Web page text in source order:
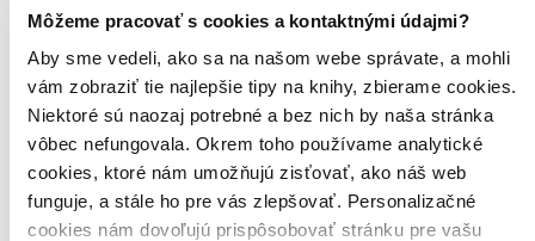
Môžeme pracovať s cookies a kontaktnými údajmi?
Aby sme vedeli, ako sa na našom webe správate, a mohli
vám zobraziť tie najlepšie tipy na knihy, zbierame cookies.
Niektoré sú naozaj potrebné a bez nich by naša stránka
vôbec nefungovala. Okrem toho používame analytické
cookies, ktoré nám umožňujú zisťovať, ako náš web
funguje, a stále ho pre vás zlepšovať. Personalizačné
cookies nám dovoľujú prispôsobovať stránku pre vašu
Bestsellery
Novinky
Najdrahšie
Najlacnejšie
Najvyššia zľava